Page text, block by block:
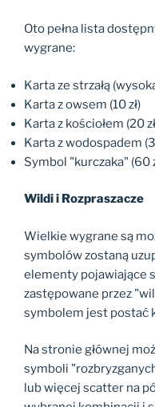
Oto pełna lista
wygrane:
Karta ze strzałą
Karta z owsem (10 zł)
Karta z kościołem (20
Karta z wodospadem
Symbol "kurczaka" (60
Wildi i Rozpraszacze
Wielkie wygrane są
symbolów zostaną
elementy pojawiające
zastępowane przez
symbolem jest postać
Na stronie głównej
symboli
lub więcej scatter na